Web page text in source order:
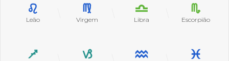
Leão Virgem Libra Escorpião